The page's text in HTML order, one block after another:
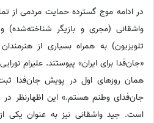
در ادامه موج گسترده حمایت مردمی از
واشقانی (مجری و بازیگر شناخته‌شده) و
تلویزیون) به همراه بسیاری از
«جان‌فدا برای ایران» پیوستند. علیرام
همان روزهای اول در پویش جان‌فدا
جان‌فدای وطنم هستم.» این اظهارنظر در
است. جید واشقانی نیز به عنوان یکی